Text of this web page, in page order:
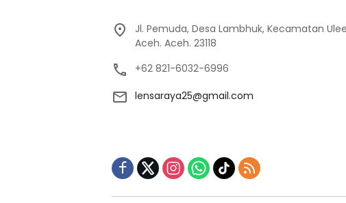
Jl. Pemuda, Desa Lambhuk, Kecamatan
Aceh. Aceh. 23118
+62 821-6032-6996
lensaraya25@gmail.com